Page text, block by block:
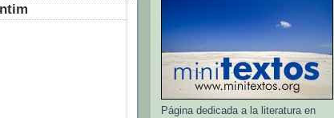
Página dedicada a la literatura en